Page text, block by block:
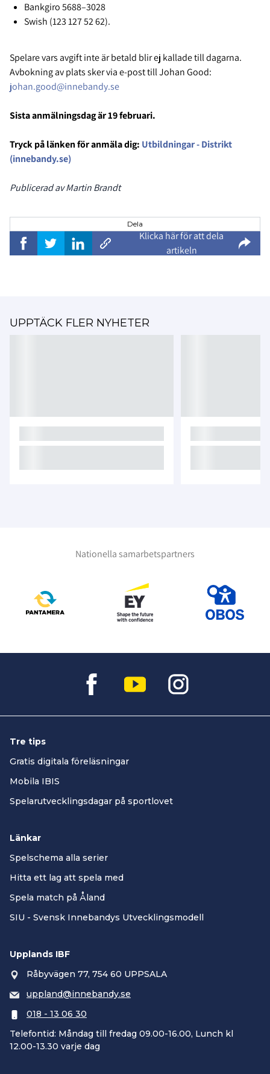
Bankgiro 5688–3028
Swish (123 127 52 62).
Spelare vars avgift inte är betald blir ej kallade till dagarna.
Avbokning av plats sker via e-post till Johan Good:
johan.good@innebandy.se
Sista anmälningsdag är 19 februari.
Tryck på länken för anmäla dig: Utbildningar - Distrikt
(innebandy.se)
Publicerad av Martin Brandt
Dela
Klicka här för att dela
artikeln
UPPTÄCK FLER NYHETER
Nationella samarbetspartners
Tre tips
Gratis digitala föreläsningar
Mobila IBIS
Spelarutvecklingsdagar på sportlovet
Länkar
Spelschema alla serier
Hitta ett lag att spela med
Spela match på Åland
SIU - Svensk Innebandys Utvecklingsmodell
Upplands IBF
Råbyvägen 77, 754 60 UPPSALA
uppland@innebandy.se
018 - 13 06 30
Telefontid: Måndag till fredag 09.00-16.00, Lunch kl
12.00-13.30 varje dag